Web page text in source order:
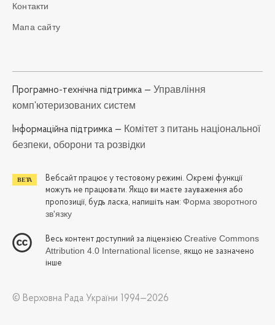
Контакти
Мапа сайту
Програмно-технічна підтримка — Управління
комп'ютеризованих систем
Iнформаційна підтримка — Комітет з питань національної
безпеки, оборони та розвідки
Вебсайт працює у тестовому режимі. Окремі функції
можуть не працювати. Якщо ви маєте зауваження або
пропозиції, будь ласка, напишіть нам:Форма зворотного
зв'язку
Весь контент доступний за ліцензієюCreative Commons
Attribution 4.0 International license, якщо не зазначено
інше
© Верховна Рада України 1994—2026